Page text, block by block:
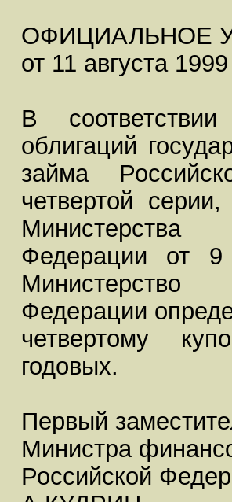
ОФИЦИАЛЬНОЕ
от 11 августа
В
облигаций
займа
четвертой
Федерации от
Федерации
четвертому
годовых.
Первый
Министра
Российской